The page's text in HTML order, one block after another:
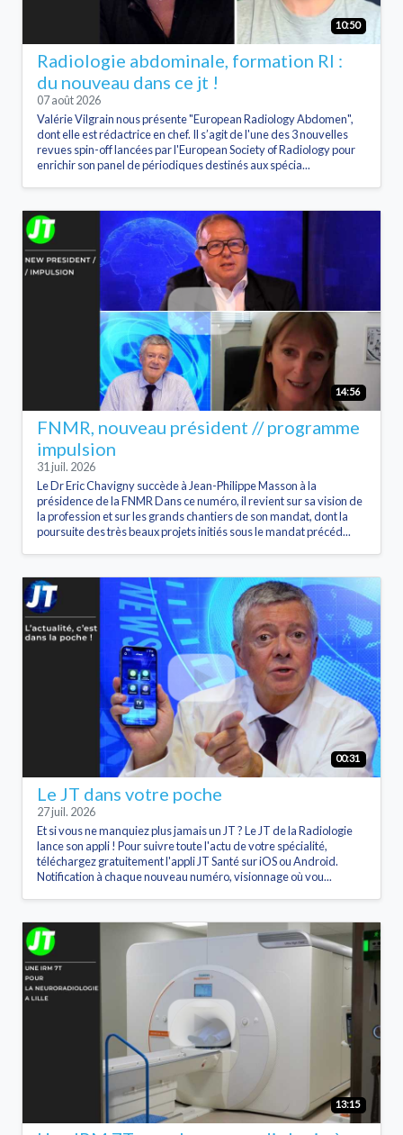
10:50
Radiologie abdominale, formation RI :
du nouveau dans ce jt !
07 août 2026
Valérie Vilgrain nous présente "European Radiology Abdomen",
dont elle est rédactrice en chef. Il s’agit de l'une des 3 nouvelles
revues spin-off lancées par l'European Society of Radiology pour
enrichir son panel de périodiques destinés aux spécia...
14:56
FNMR, nouveau président // programme
impulsion
31 juil. 2026
Le Dr Eric Chavigny succède à Jean-Philippe Masson à la
présidence de la FNMR Dans ce numéro, il revient sur sa vision de
la profession et sur les grands chantiers de son mandat, dont la
poursuite des très beaux projets initiés sous le mandat précéd...
00:31
Le JT dans votre poche
27 juil. 2026
Et si vous ne manquiez plus jamais un JT ? Le JT de la Radiologie
lance son appli ! Pour suivre toute l'actu de votre spécialité,
téléchargez gratuitement l'appli JT Santé sur iOS ou Android.
Notification à chaque nouveau numéro, visionnage où vou...
13:15